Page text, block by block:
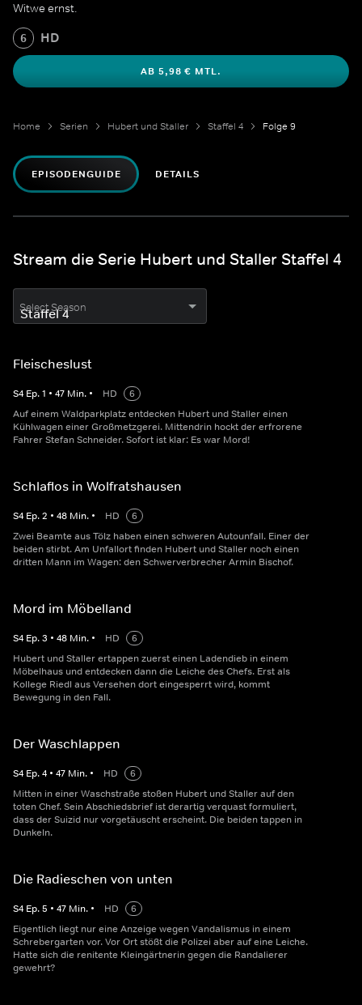
Witwe ernst.
6 HD
AB 5,98 € MTL.
Home Serien Hubert und Staller Staffel 4 Folge 9
EPISODENGUIDE DETAILS
Stream die Serie Hubert und Staller Staffel 4
Select Season
Fleischeslust
S4 Ep.1 • 47 Min. • HD
6
Auf einem Waldparkplatz entdecken Hubert und Staller einen
Kühlwagen einer Großmetzgerei. Mittendrin hockt der erfrorene
Fahrer Stefan Schneider. Sofort ist klar: Es war Mord!
Schlaflos in Wolfratshausen
S4 Ep.2 • 48 Min. • HD
6
Zwei Beamte aus Tölz haben einen schweren Autounfall. Einer der
beiden stirbt. Am Unfallort finden Hubert und Staller noch einen
dritten Mann im Wagen: den Schwerverbrecher Armin Bischof.
Mord im Möbelland
S4 Ep.3 • 48 Min. • HD
6
Hubert und Staller ertappen zuerst einen Ladendieb in einem
Möbelhaus und entdecken dann die Leiche des Chefs. Erst als
Kollege Riedl aus Versehen dort eingesperrt wird, kommt
Bewegung in den Fall.
Der Waschlappen
S4 Ep.4 • 47 Min. • HD
6
Mitten in einer Waschstraße stoßen Hubert und Staller auf den
toten Chef. Sein Abschiedsbrief ist derartig verquast formuliert,
dass der Suizid nur vorgetäuscht erscheint. Die beiden tappen in
Dunkeln.
Die Radieschen von unten
S4 Ep.5 • 47 Min. • HD
6
Eigentlich liegt nur eine Anzeige wegen Vandalismus in einem
Schrebergarten vor. Vor Ort stößt die Polizei aber auf eine Leiche.
Hatte sich die renitente Kleingärtnerin gegen die Randalierer
gewehrt?